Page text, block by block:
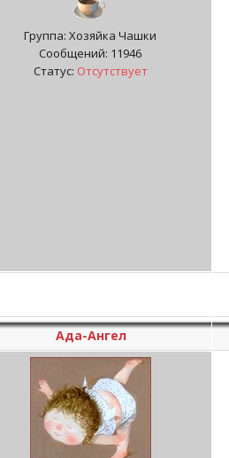
Группа: Хозяйка Чашки
Сообщений: 11946
Статус: Отсутствует
Ада-Ангел